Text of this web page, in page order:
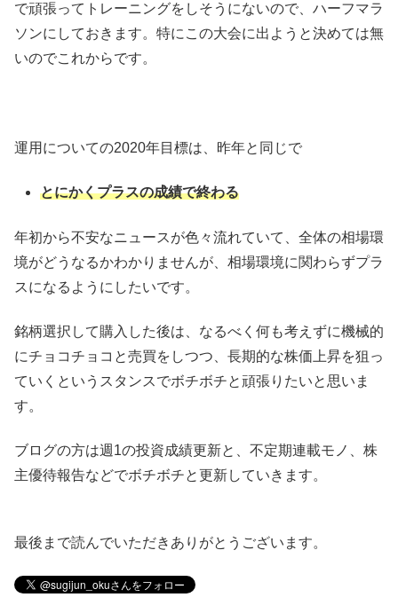
で頑張ってトレーニングをしそうにないので、ハーフマラ
ソンにしておきます。特にこの大会に出ようと決めては無
いのでこれからです。
運用についての2020年目標は、昨年と同じで
とにかくプラスの成績で終わる
年初から不安なニュースが色々流れていて、全体の相場環
境がどうなるかわかりませんが、相場環境に関わらずプラ
スになるようにしたいです。
銘柄選択して購入した後は、なるべく何も考えずに機械的
にチョコチョコと売買をしつつ、長期的な株価上昇を狙っ
ていくというスタンスでボチボチと頑張りたいと思いま
す。
ブログの方は週1の投資成績更新と、不定期連載モノ、株
主優待報告などでボチボチと更新していきます。
最後まで読んでいただきありがとうございます。